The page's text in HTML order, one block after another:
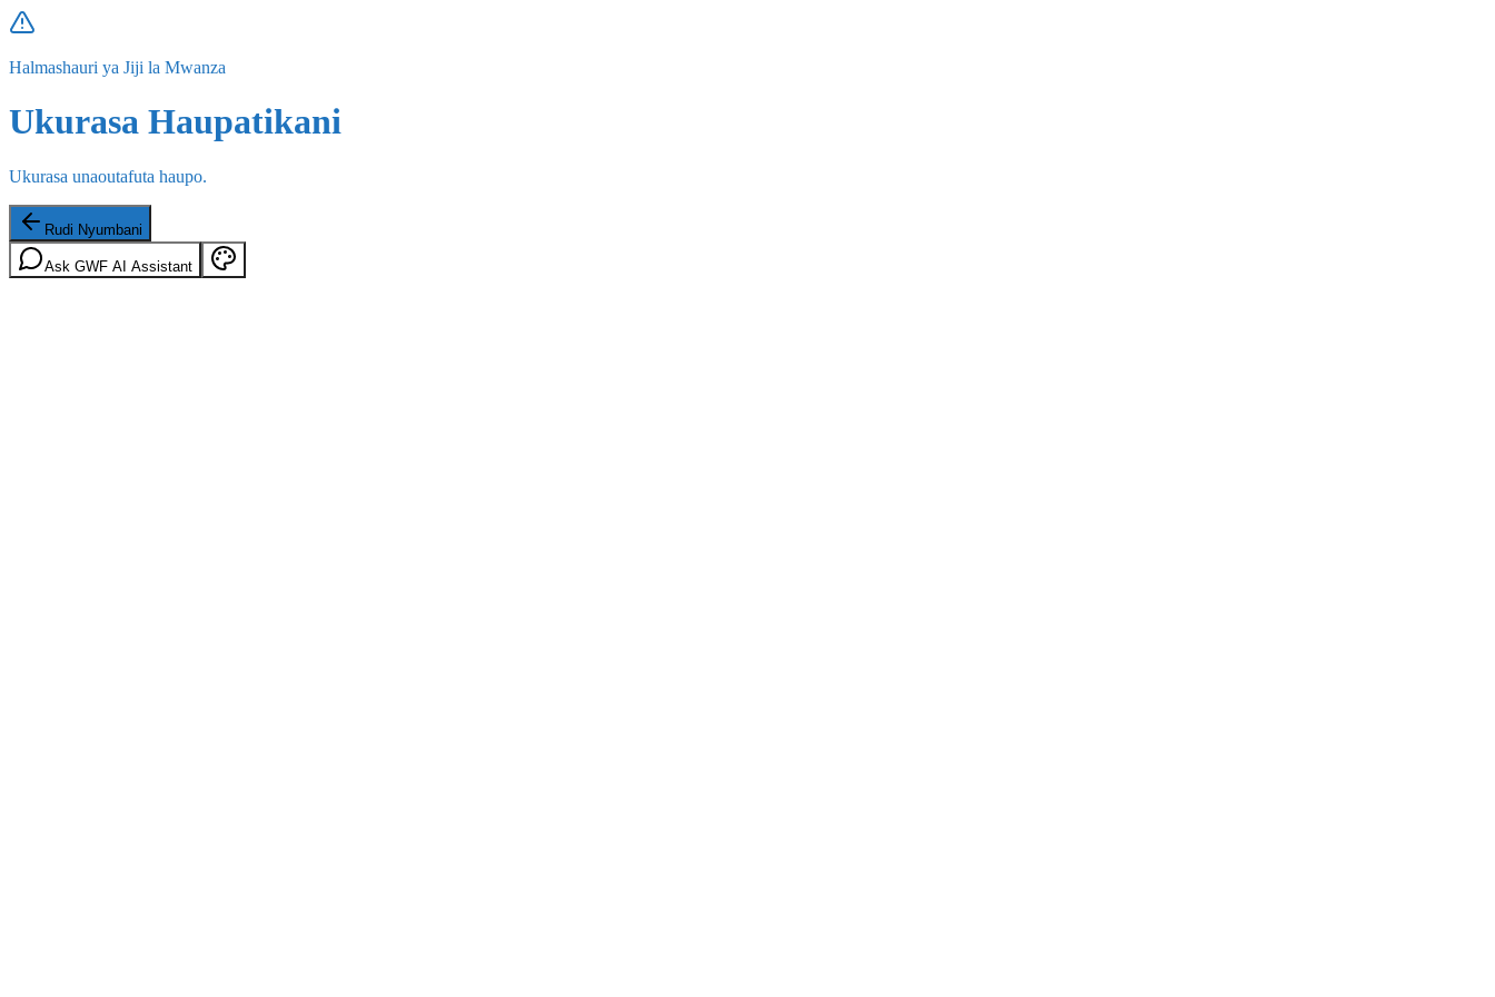
Halmashauri ya Jiji la Mwanza
Ukurasa Haupatikani
Ukurasa unaoutafuta haupo.
Rudi Nyumbani
Ask GWF AI Assistant